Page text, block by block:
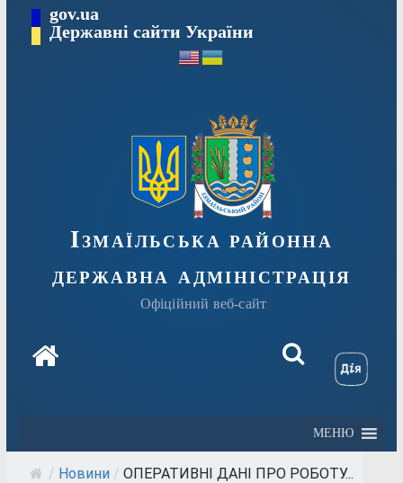
вмісту
gov.ua
Державні сайти України
Ізмаїльська районна
державна адміністрація
Офіційний веб-сайт
МЕНЮ
/ Новини / ОПЕРАТИВНІ ДАНІ ПРО РОБОТУ...